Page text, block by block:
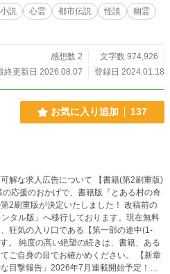
より公開開始予定。 2026/8/1：『えが
8/8の朝頃より公開開始予定。 ※こち
になろう、カクヨム、アルファポリスで
説 心霊 都市伝説 怪談
幽霊
感想数 2
文字数 974,926
終更新日 2026.08.07
登録日 2024.01.18
お気に入り追加 137
解な求人広告について ​【書籍(第2刷重版)
応援のおかげで、書籍版『とある村の奇
2刷重版が決定いたしました！ 改稿前の
タル版」へ移行しております。現在無料
狂気の入り口である【第一部の途中(1-
。 純度の高い絶望の続きは、書籍、ある
自身の目でお確かめください。 ​【新章
な目撃報告」2026年7月連載開始予定！】